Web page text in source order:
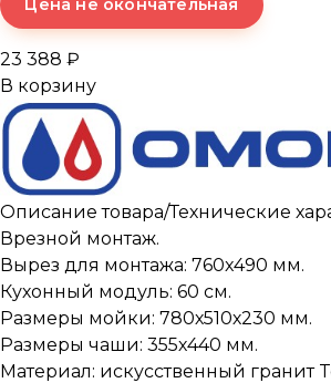
Цена не окончательная
23 388 ₽
В корзину
Описание товара/Технические
Врезной монтаж.
Вырез для монтажа: 760x490 мм.
Кухонный модуль: 60 см.
Размеры мойки: 780х510х230 мм.
Размеры чаши: 355х440 мм.
Материал: искусственный гранит